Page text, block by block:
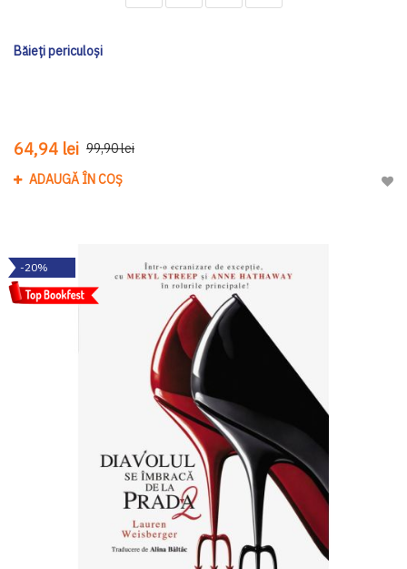
Băieți periculoși
64,94 lei 99,90 lei
ADAUGĂ ÎN COȘ
-20%